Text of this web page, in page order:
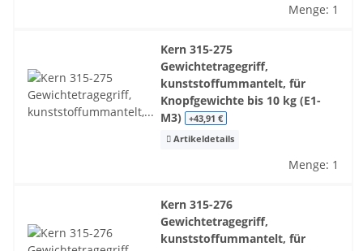
Menge: 1
Kern 315-275
Gewichtetragegriff,
kunststoffummantelt, für
Knopfgewichte bis 10 kg (E1-
M3)
+43,91 €
Artikeldetails
Menge: 1
Kern 315-276
Gewichtetragegriff,
kunststoffummantelt, für